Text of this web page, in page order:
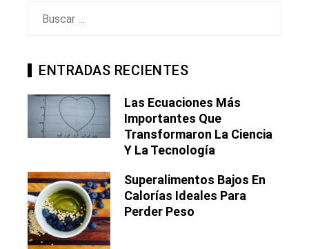
ENTRADAS RECIENTES
Las Ecuaciones Más
Importantes Que
Transformaron La Ciencia
Y La Tecnología
Superalimentos Bajos En
Calorías Ideales Para
Perder Peso